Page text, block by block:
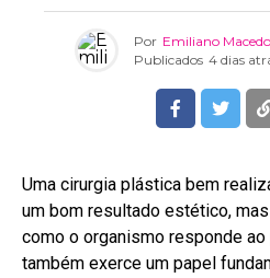
Por Emiliano Macedo
Publicados 4 dias
Uma cirurgia plástica bem
um bom resultado estético,
como o organismo responde
também exerce um papel